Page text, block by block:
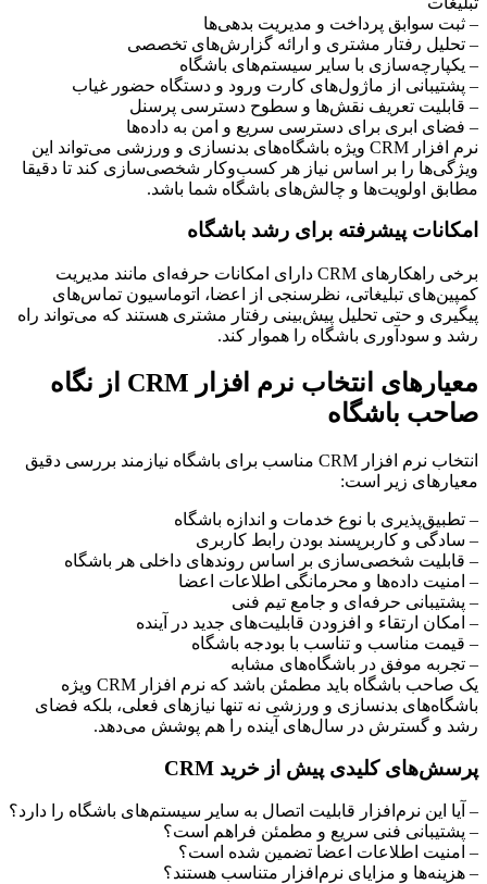
– ثبت سوابق پرداخت و مدیریت بدهی‌ها
– تحلیل رفتار مشتری و ارائه گزارش‌های تخصصی
– یکپارچه‌سازی با سایر سیستم‌های باشگاه
– پشتیبانی از ماژول‌های کارت ورود و دستگاه حضور غیاب
– قابلیت تعریف نقش‌ها و سطوح دسترسی پرسنل
– فضای ابری برای دسترسی سریع و امن به داده‌ها
نرم افزار CRM ویژه باشگاه‌های بدنسازی و ورزشی می‌تواند این
ویژگی‌ها را بر اساس نیاز هر کسب‌وکار شخصی‌سازی کند تا دقیقا
مطابق اولویت‌ها و چالش‌های باشگاه شما باشد.
امکانات پیشرفته برای رشد باشگاه
برخی راهکارهای CRM دارای امکانات حرفه‌ای مانند مدیریت
کمپین‌های تبلیغاتی، نظرسنجی از اعضا، اتوماسیون تماس‌های
پیگیری و حتی تحلیل پیش‌بینی رفتار مشتری هستند که می‌تواند راه
رشد و سودآوری باشگاه را هموار کند.
معیارهای انتخاب نرم افزار CRM از نگاه
صاحب باشگاه
انتخاب نرم افزار CRM مناسب برای باشگاه نیازمند بررسی دقیق
معیارهای زیر است:
– تطبیق‌پذیری با نوع خدمات و اندازه باشگاه
– سادگی و کاربرپسند بودن رابط کاربری
– قابلیت شخصی‌سازی بر اساس روندهای داخلی هر باشگاه
– امنیت داده‌ها و محرمانگی اطلاعات اعضا
– پشتیبانی حرفه‌ای و جامع تیم فنی
– امکان ارتقاء و افزودن قابلیت‌های جدید در آینده
– قیمت مناسب و تناسب با بودجه باشگاه
– تجربه موفق در باشگاه‌های مشابه
یک صاحب باشگاه باید مطمئن باشد که نرم افزار CRM ویژه
باشگاه‌های بدنسازی و ورزشی نه تنها نیازهای فعلی، بلکه فضای
رشد و گسترش در سال‌های آینده را هم پوشش می‌دهد.
پرسش‌های کلیدی پیش از خرید CRM
– آیا این نرم‌افزار قابلیت اتصال به سایر سیستم‌های باشگاه را دارد؟
– پشتیبانی فنی سریع و مطمئن فراهم است؟
– امنیت اطلاعات اعضا تضمین شده است؟
– هزینه‌ها و مزایای نرم‌افزار متناسب هستند؟